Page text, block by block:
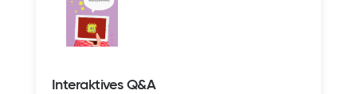
Interaktives Q&A